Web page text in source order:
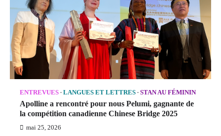
ENTREVUES LANGUES ET LETTRES STAN AU FÉMININ
Apolline a rencontré pour nous Pelumi, gagnante de
la compétition canadienne Chinese Bridge 2025
mai 25, 2026